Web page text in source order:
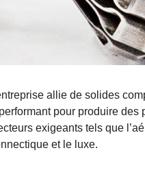
allie de solides
pour produire des
exigeants tels que
et le luxe.